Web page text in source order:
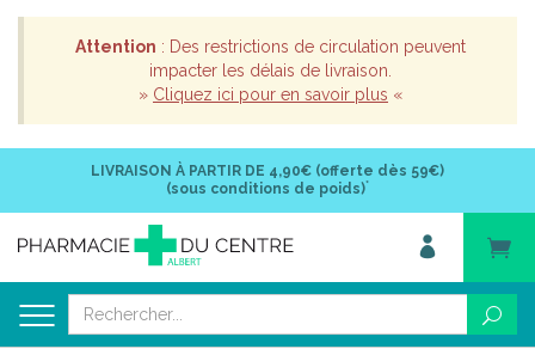
Attention : Des restrictions de circulation peuvent
impacter les délais de livraison.
» Cliquez ici pour en savoir plus «
LIVRAISON À PARTIR DE 4,90€ (offerte dès 59€)
(sous conditions de poids)*